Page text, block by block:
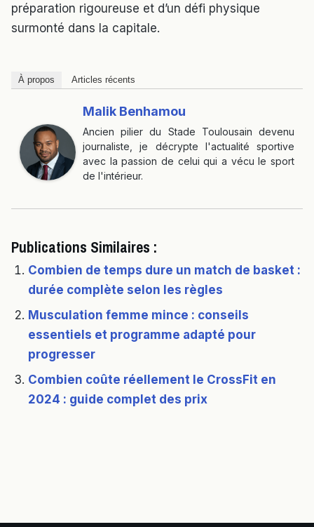
préparation rigoureuse et d’un défi physique
surmonté dans la capitale.
À propos Articles récents
Malik Benhamou
Ancien pilier du Stade Toulousain devenu
journaliste, je décrypte l'actualité sportive
avec la passion de celui qui a vécu le sport
de l'intérieur.
Publications Similaires :
Combien de temps dure un match de basket :
durée complète selon les règles
Musculation femme mince : conseils
essentiels et programme adapté pour
progresser
Combien coûte réellement le CrossFit en
2024 : guide complet des prix